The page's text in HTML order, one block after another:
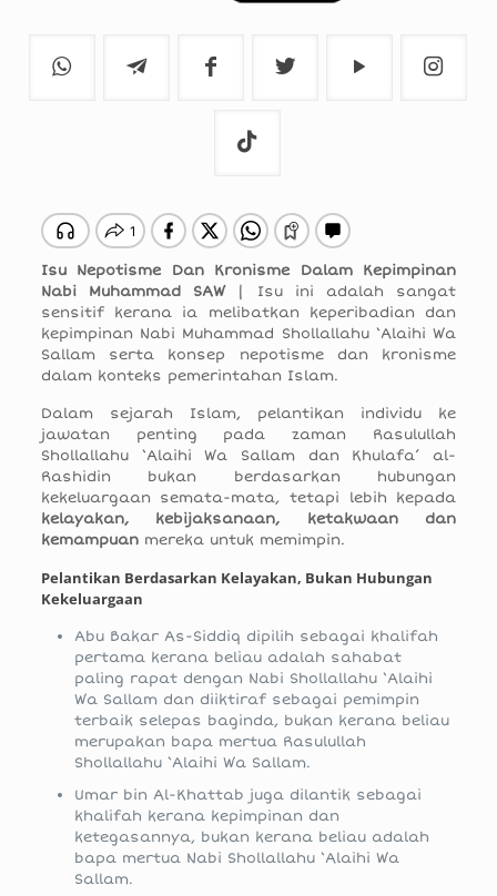
Isu Nepotisme Dan Kronisme Dalam Kepimpinan
Nabi Muhammad SAW| Isu ini adalah sangat
sensitif kerana ia melibatkan keperibadian dan
kepimpinan Nabi Muhammad Shollallahu ‘Alaihi Wa
Sallam serta konsep nepotisme dan kronisme
dalam konteks pemerintahan Islam.
Dalam sejarah Islam, pelantikan individu ke
jawatan penting pada zaman Rasulullah
Shollallahu ‘Alaihi Wa Sallam dan Khulafa’ al-
Rashidin bukan berdasarkan hubungan
kekeluargaan semata-mata, tetapi lebih kepada
kelayakan, kebijaksanaan, ketakwaan dan
kemampuanmereka untuk memimpin.
Pelantikan Berdasarkan Kelayakan, Bukan Hubungan
Kekeluargaan
Abu Bakar As-Siddiq dipilih sebagai khalifah
pertama kerana beliau adalah sahabat
paling rapat dengan Nabi Shollallahu ‘Alaihi
Wa Sallam dan diiktiraf sebagai pemimpin
terbaik selepas baginda, bukan kerana beliau
merupakan bapa mertua Rasulullah
Shollallahu ‘Alaihi Wa Sallam.
Umar bin Al-Khattab juga dilantik sebagai
khalifah kerana kepimpinan dan
ketegasannya, bukan kerana beliau adalah
bapa mertua Nabi Shollallahu ‘Alaihi Wa
Sallam.